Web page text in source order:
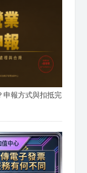
申報方式與扣抵完